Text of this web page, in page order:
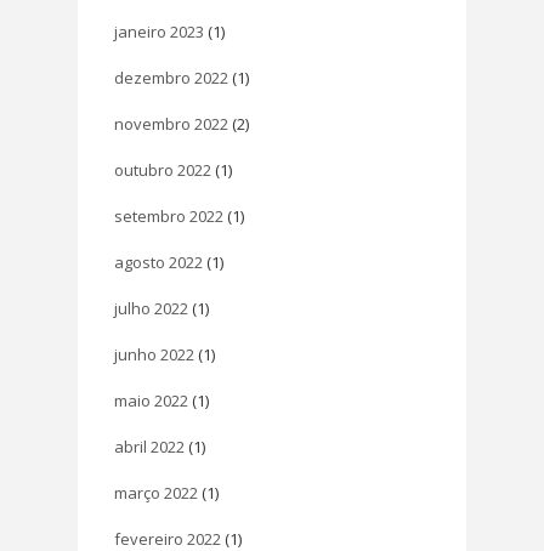
janeiro 2023 (1)
dezembro 2022 (1)
novembro 2022 (2)
outubro 2022 (1)
setembro 2022 (1)
agosto 2022 (1)
julho 2022 (1)
junho 2022 (1)
maio 2022 (1)
abril 2022 (1)
março 2022 (1)
fevereiro 2022 (1)